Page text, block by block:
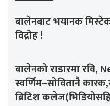
बालेनबाट भयानक
विद्रोह !
बालेनको राडारमा
स्वर्णिम–सोवितानै
ब्रिटिश